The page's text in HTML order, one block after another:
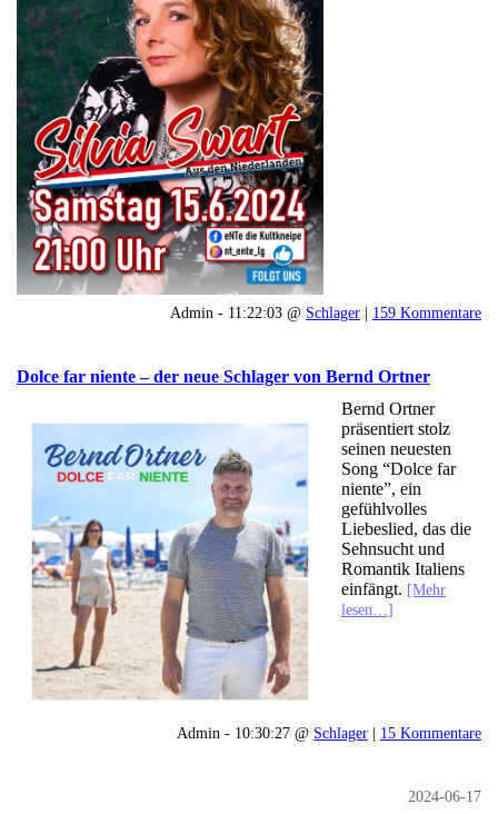
Admin - 11:22:03 @ Schlager | 159 Kommentare
Dolce far niente – der neue Schlager von Bernd Ortner
Bernd Ortner
präsentiert stolz
seinen neuesten
Song “Dolce far
niente”, ein
gefühlvolles
Liebeslied, das die
Sehnsucht und
Romantik Italiens
einfängt. [Mehr
lesen…]
Admin - 10:30:27 @ Schlager | 15 Kommentare
2024-06-17